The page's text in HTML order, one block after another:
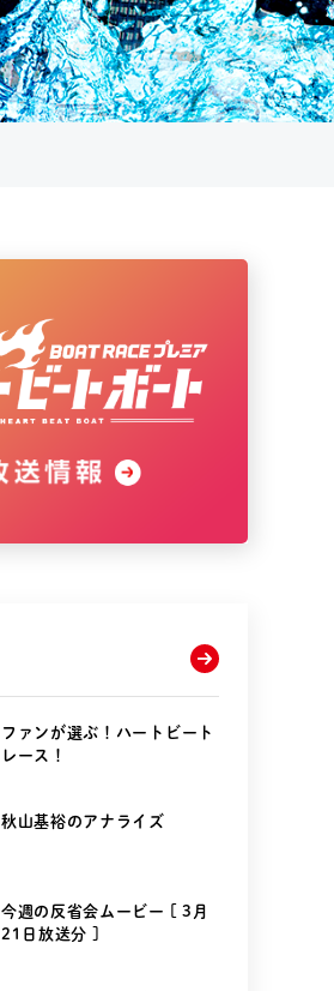
ファンが選ぶ！ハートビート
レース！
秋山基裕のアナライズ
今週の反省会ムービー [ 3月
21日放送分 ]